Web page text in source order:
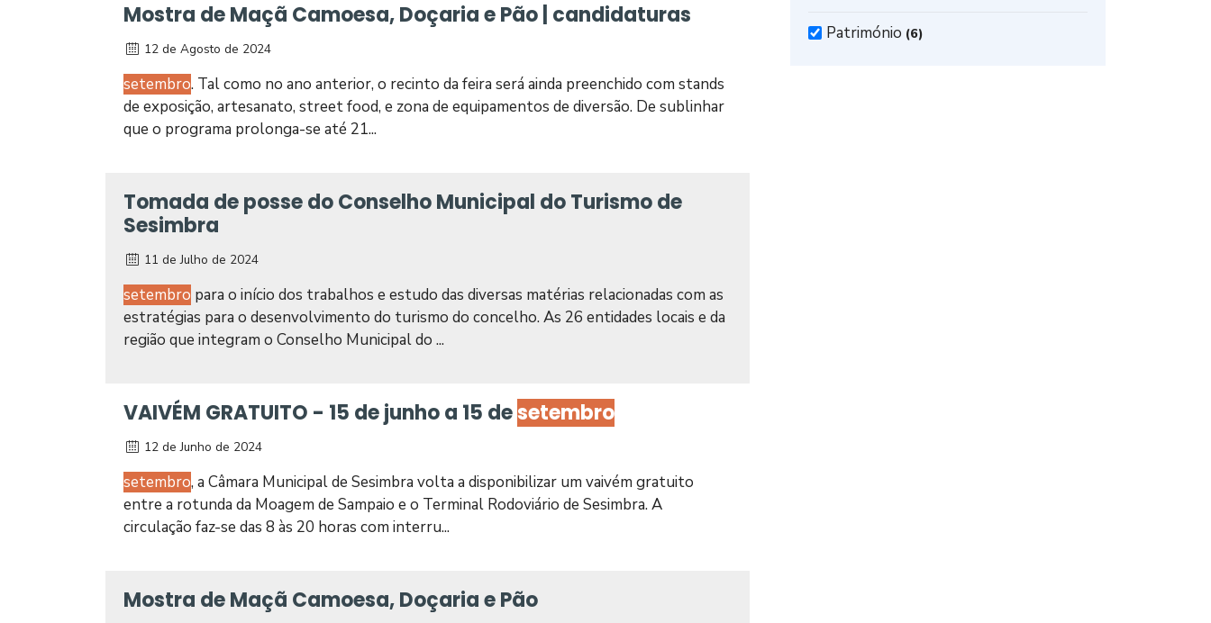
Mostra de Maçã Camoesa, Doçaria e Pão | candidaturas
12 de Agosto de 2024
setembro. Tal como no ano anterior, o recinto da feira será ainda preenchido com stands
de exposição, artesanato, street food, e zona de equipamentos de diversão. De sublinhar
que o programa prolonga-se até 21...
Tomada de posse do Conselho Municipal do Turismo de
Sesimbra
11 de Julho de 2024
setembro para o início dos trabalhos e estudo das diversas matérias relacionadas com as
estratégias para o desenvolvimento do turismo do concelho. As 26 entidades locais e da
região que integram o Conselho Municipal do ...
VAIVÉM GRATUITO - 15 de junho a 15 desetembro
12 de Junho de 2024
setembro, a Câmara Municipal de Sesimbra volta a disponibilizar um vaivém gratuito
entre a rotunda da Moagem de Sampaio e o Terminal Rodoviário de Sesimbra. A
circulação faz-se das 8 às 20 horas com interru...
Mostra de Maçã Camoesa, Doçaria e Pão
Património (6)